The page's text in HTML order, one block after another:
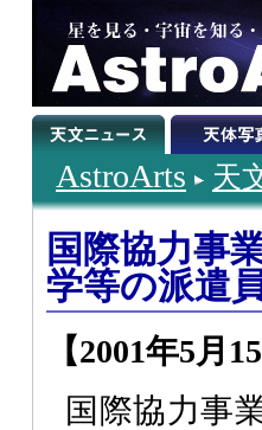
AstroArts 天
国際協力事
学等の派遣
【2001年5月
国際協力事